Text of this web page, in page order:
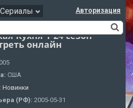
Сериалы Авторизация
Кухня 1-24 сезон
онлайн
США
Новинки
(РФ): 2005-05-31